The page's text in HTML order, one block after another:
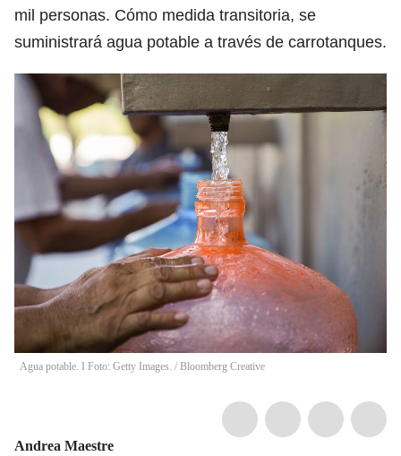
mil personas. Cómo medida transitoria, se
suministrará agua potable a través de carrotanques.
Agua potable. I Foto: Getty Images. / Bloomberg Creative
Andrea Maestre